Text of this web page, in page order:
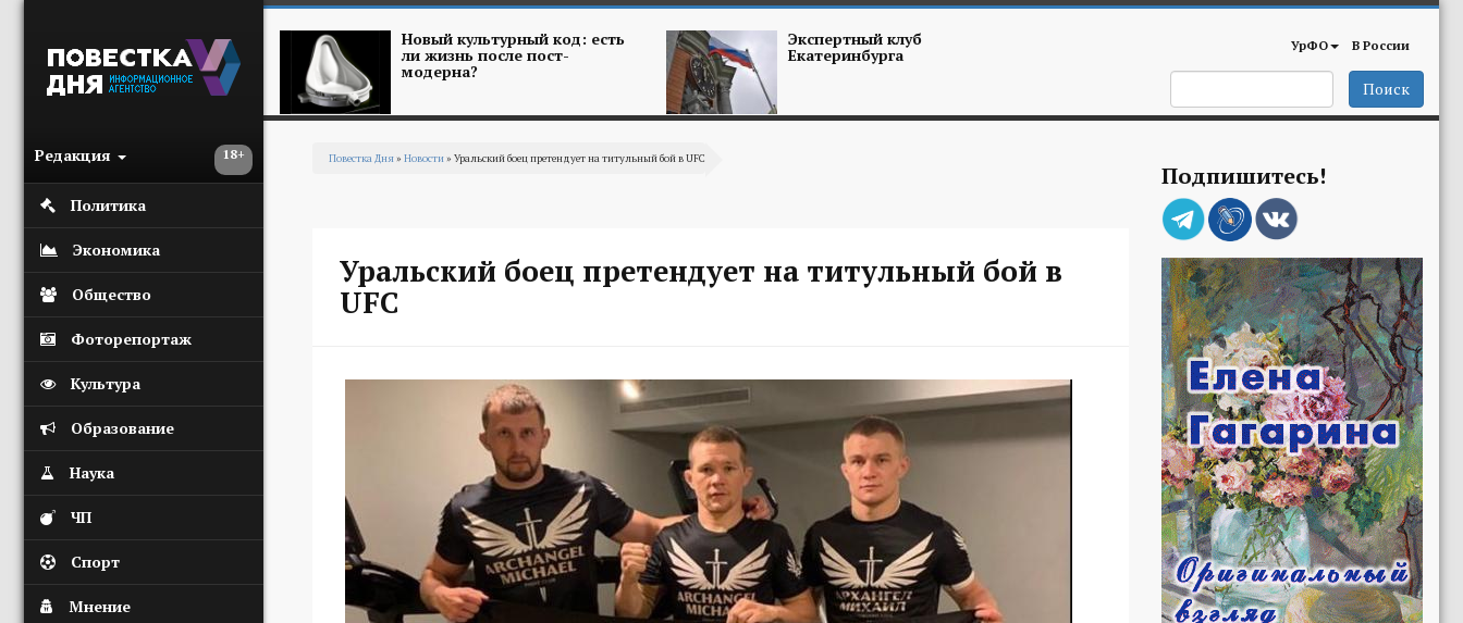
18+
Редакция
Политика
Экономика
Общество
Фоторепортаж
Культура
Образование
Наука
ЧП
Спорт
Мнение
Новый культурный код: есть
ли жизнь после пост-
модерна?
Экспертный клуб
Екатеринбурга УрФО В России
Поиск
Повестка Дня» Новости» Уральский боец претендует на титульный бой в UFC
Уральский боец претендует на титульный бой в
UFC
Подпишитесь!